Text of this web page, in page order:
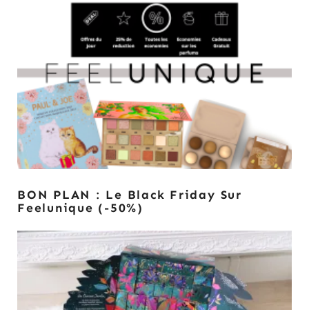
BON PLAN : Le Black Friday Sur
Feelunique (-50%)